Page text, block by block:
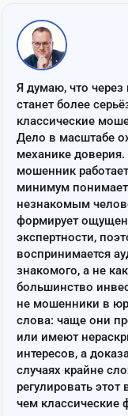
Я думаю, что через
станет более
классические
Дело в масштабе
механике
мошенник
минимум
незнакомым
формирует
экспертности,
воспринимается
знакомого, а не
большинство
не мошенники в
слова: чаще они
или имеют
интересов, а
случаях крайне
регулировать
чем классические